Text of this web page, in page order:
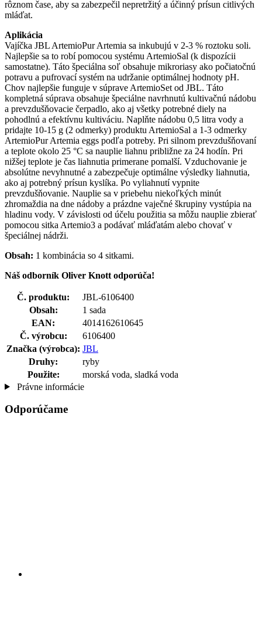
rôznom čase, aby sa zabezpečil nepretržitý a účinný prísun citlivých
mláďat.
Aplikácia
Vajíčka JBL ArtemioPur Artemia sa inkubujú v 2-3 % roztoku soli.
Najlepšie sa to robí pomocou systému ArtemioSal (k dispozícii
samostatne). Táto špeciálna soľ obsahuje mikroriasy ako počiatočnú
potravu a pufrovací systém na udržanie optimálnej hodnoty pH.
Chov najlepšie funguje v súprave ArtemioSet od JBL. Táto
kompletná súprava obsahuje špeciálne navrhnutú kultivačnú nádobu
a prevzdušňovacie čerpadlo, ako aj všetky potrebné diely na
pohodlnú a efektívnu kultiváciu. Naplňte nádobu 0,5 litra vody a
pridajte 10-15 g (2 odmerky) produktu ArtemioSal a 1-3 odmerky
ArtemioPur Artemia eggs podľa potreby. Pri silnom prevzdušňovaní
a teplote okolo 25 °C sa nauplie liahnu približne za 24 hodín. Pri
nižšej teplote je čas liahnutia primerane pomalší. Vzduchovanie je
absolútne nevyhnutné a zabezpečuje optimálne výsledky liahnutia,
ako aj potrebný prísun kyslíka. Po vyliahnutí vypnite
prevzdušňovanie. Nauplie sa v priebehu niekoľkých minút
zhromaždia na dne nádoby a prázdne vaječné škrupiny vystúpia na
hladinu vody. V závislosti od účelu použitia sa môžu nauplie zbierať
pomocou sitka Artemio3 a podávať mláďatám alebo chovať v
špeciálnej nádrži.
Obsah: 1 kombinácia so 4 sitkami.
Náš odborník Oliver Knott odporúča!
Č. produktu:
JBL-6106400
Obsah:
1 sada
EAN:
4014162610645
Č. výrobcu:
6106400
Značka (výrobca): JBL
Druhy:
ryby
Použite:
morská voda, sladká voda
Právne informácie
Odporúčame